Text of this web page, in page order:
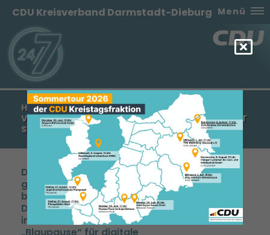
CDU Kreisverband Darmstadt-Dieburg Menü
HESSEN WIRD MOTOR DER
VERWALTUNGSDIGITALISIERUNG – PILOTPROJEKT
STARTET IN SECHS KOMMUNEN
Der Bund und das Land Hessen haben heute
gemeinsam den Startschuss für eine
bundesweit wegweisende
Digitalisierungsoffensive gegeben. Ziel ist es,
in sechs hessischen Pilotkommunen eine